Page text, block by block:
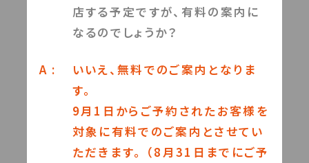
店する予定ですが、有料の案内に
なるのでしょうか？
A :
いいえ、無料でのご案内となりま
す。
9月1日からご予約されたお客様を
対象に有料でのご案内とさせてい
ただきます。 （8月31日までにご予